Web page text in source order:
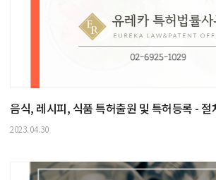
음식, 레시피, 식품 특허출원 및 특허등록 - 절
2023.04.30